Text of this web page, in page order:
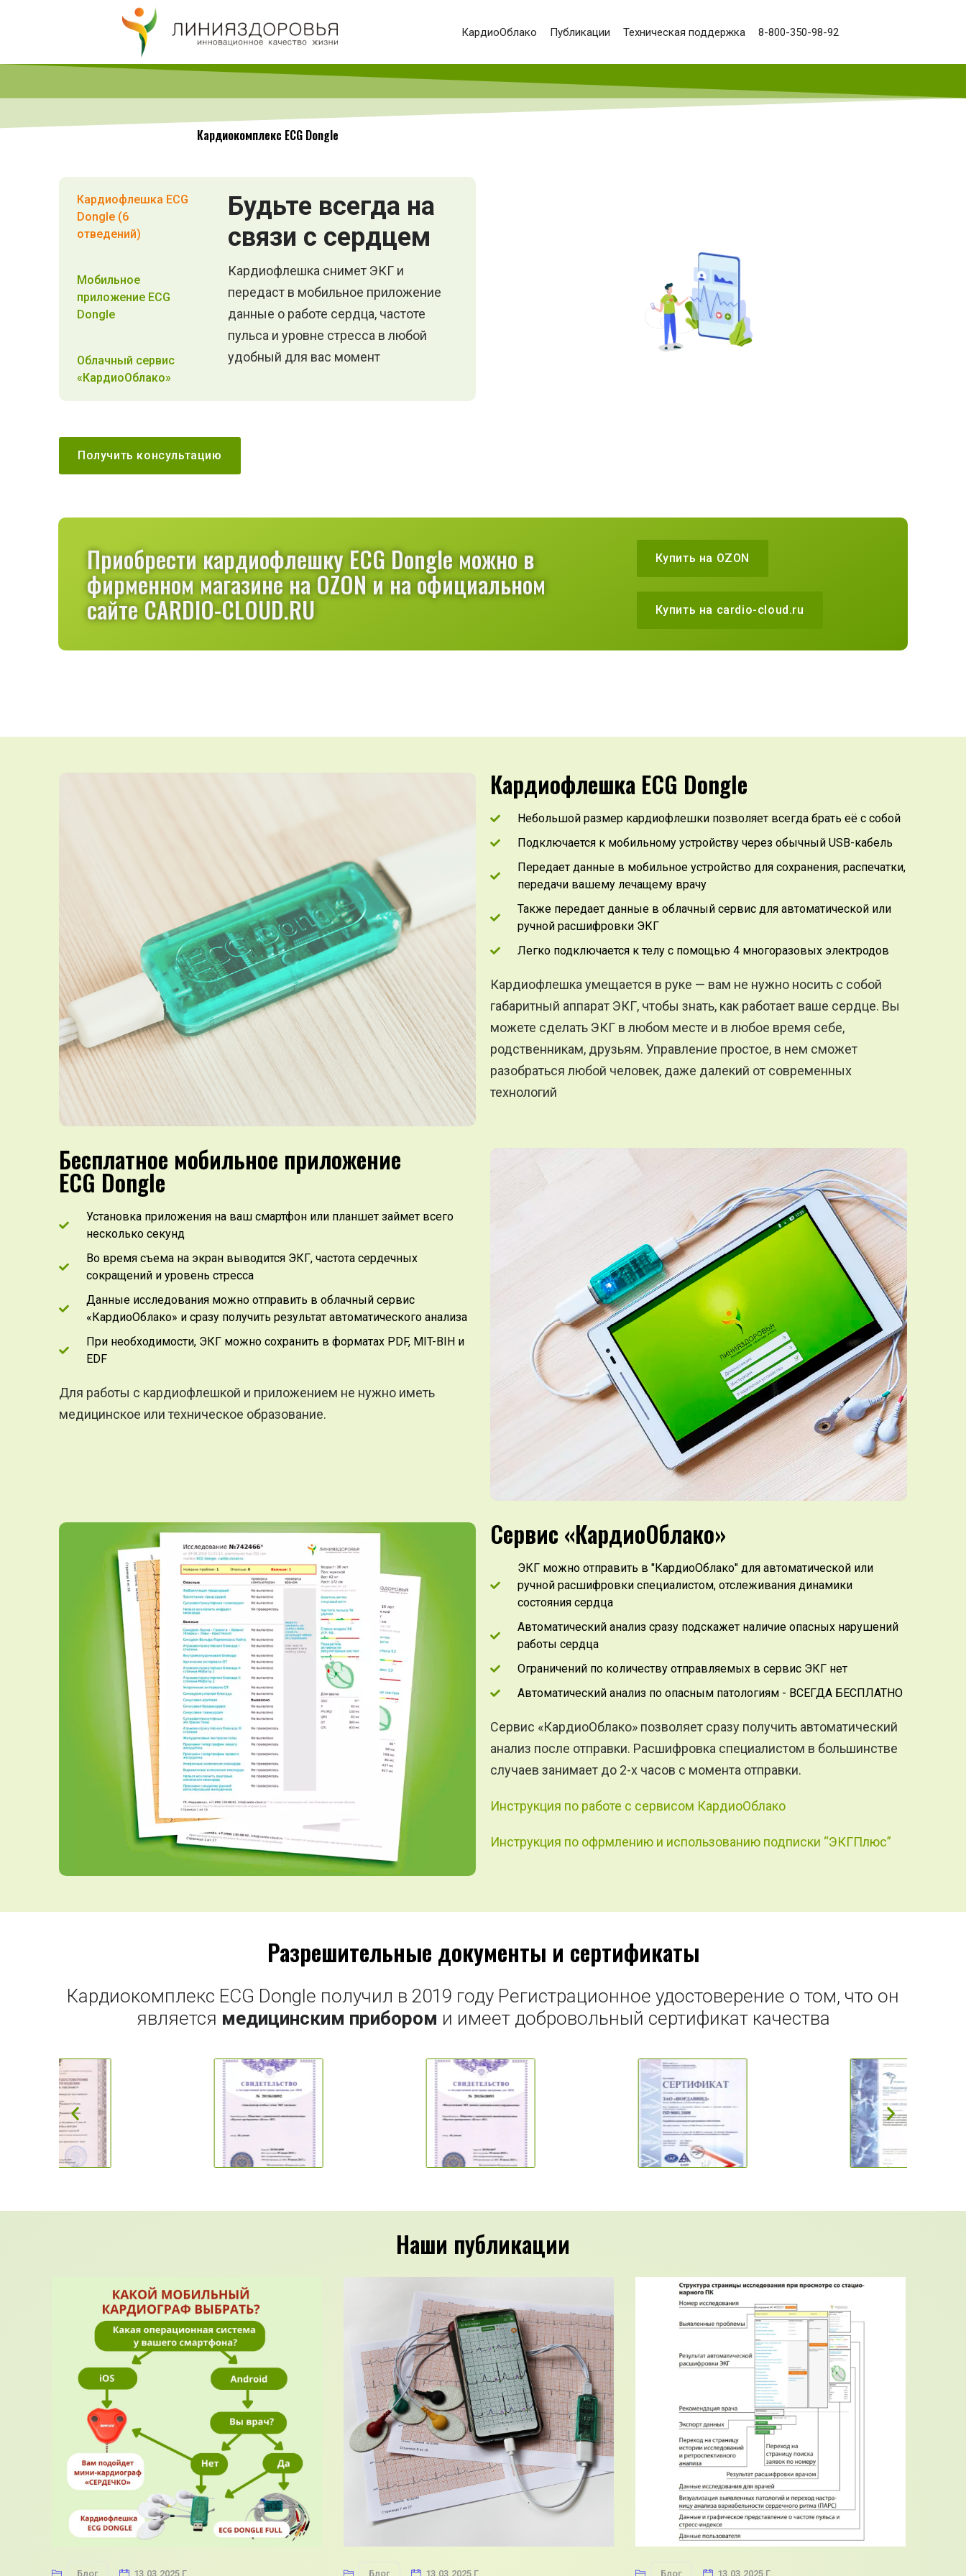
КардиоОблако Публикации Техническая поддержка 8-800-350-98-92
Кардиокомплекс ECG Dongle
Кардиофлешка ECG
Dongle (6
отведений)
Мобильное
приложение ECG
Dongle
Облачный сервис
«КардиоОблако»
Будьте всегда на
связи с сердцем
Кардиофлешка снимет ЭКГ и
передаст в мобильное приложение
данные о работе сердца, частоте
пульса и уровне стресса в любой
удобный для вас момент
Получить консультацию
Приобрести кардиофлешку ECG Dongle можно в
фирменном магазине на OZON и на официальном
сайте CARDIO-CLOUD.RU
Купить на OZON
Купить на cardio-cloud.ru
Кардиофлешка ECG Dongle
Небольшой размер кардиофлешки позволяет всегда брать её с собой
Подключается к мобильному устройству через обычный USB-кабель
Передает данные в мобильное устройство для сохранения, распечатки,
передачи вашему лечащему врачу
Также передает данные в облачный сервис для автоматической или
ручной расшифровки ЭКГ
Легко подключается к телу с помощью 4 многоразовых электродов
Кардиофлешка умещается в руке — вам не нужно носить с собой
габаритный аппарат ЭКГ, чтобы знать, как работает ваше сердце. Вы
можете сделать ЭКГ в любом месте и в любое время себе,
родственникам, друзьям. Управление простое, в нем сможет
разобраться любой человек, даже далекий от современных
технологий
Бесплатное мобильное приложение
ECG Dongle
Установка приложения на ваш смартфон или планшет займет всего
несколько секунд
Во время съема на экран выводится ЭКГ, частота сердечных
сокращений и уровень стресса
Данные исследования можно отправить в облачный сервис
«КардиоОблако» и сразу получить результат автоматического анализа
При необходимости, ЭКГ можно сохранить в форматах PDF, MIT-BIH и
EDF
Для работы с кардиофлешкой и приложением не нужно иметь
медицинское или техническое образование.
Сервис «КардиоОблако»
ЭКГ можно отправить в "КардиоОблако" для автоматической или
ручной расшифровки специалистом, отслеживания динамики
состояния сердца
Автоматический анализ сразу подскажет наличие опасных нарушений
работы сердца
Ограничений по количеству отправляемых в сервис ЭКГ нет
Автоматический анализ по опасным патологиям - ВСЕГДА БЕСПЛАТНО
Сервис «КардиоОблако» позволяет сразу получить автоматический
анализ после отправки. Расшифровка специалистом в большинстве
случаев занимает до 2-х часов с момента отправки.
Инструкция по работе с сервисом КардиоОблако
Инструкция по офрмлению и использованию подписки “ЭКГПлюс”
Разрешительные документы и сертификаты
Кардиокомплекс ECG Dongle получил в 2019 году Регистрационное удостоверение о том, что он
является медицинским прибором и имеет добровольный сертификат качества
Наши публикации
Блог 13.03.2025 Г. Блог 13.03.2025 Г. Блог 13.03.2025 Г.